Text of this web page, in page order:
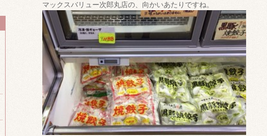
マックスバリュー次郎丸店の、向かいあたりですね。